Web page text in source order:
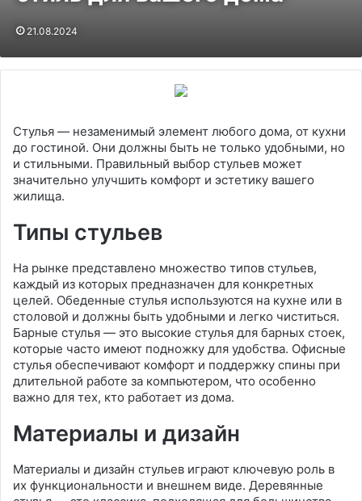
21.08.2024
Стулья — незаменимый элемент любого дома, от кухни
до гостиной. Они должны быть не только удобными, но
и стильными. Правильный выбор стульев может
значительно улучшить комфорт и эстетику вашего
жилища.
Типы стульев
На рынке представлено множество типов стульев,
каждый из которых предназначен для конкретных
целей. Обеденные стулья используются на кухне или в
столовой и должны быть удобными и легко чиститься.
Барные стулья — это высокие стулья для барных стоек,
которые часто имеют подножку для удобства. Офисные
стулья обеспечивают комфорт и поддержку спины при
длительной работе за компьютером, что особенно
важно для тех, кто работает из дома.
Материалы и дизайн
Материалы и дизайн стульев играют ключевую роль в
их функциональности и внешнем виде. Деревянные